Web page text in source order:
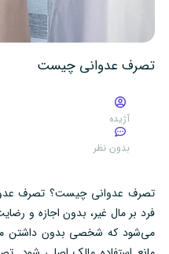
تصرف عدوانی چیست
آژیده
بدون نظر
تصرف عدوانی چیست؟ تصرف
فرد بر مال غیر، بدون اجازه و
می‌شود که شخصی بدون داشتن